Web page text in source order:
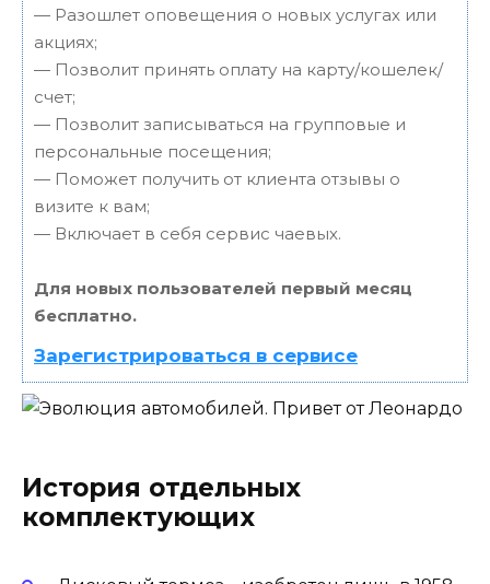
— Разошлет оповещения о новых услугах или
акциях;
— Позволит принять оплату на карту/кошелек/
счет;
— Позволит записываться на групповые и
персональные посещения;
— Поможет получить от клиента отзывы о
визите к вам;
— Включает в себя сервис чаевых.
Для новых пользователей первый месяц
бесплатно.
Зарегистрироваться в сервисе
История отдельных
комплектующих